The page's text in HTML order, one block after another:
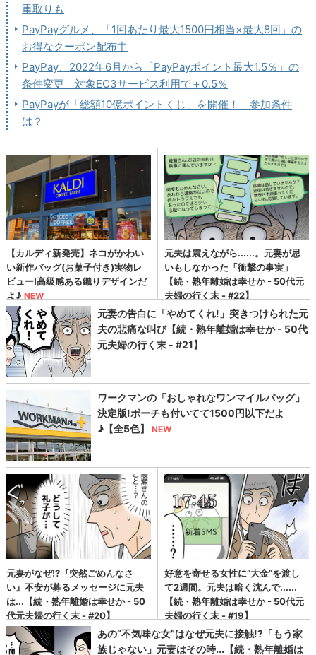
重取りも
PayPayグルメ、「1回あたり最大1500円相当×最大8回」の
お得なクーポン配布中
PayPay、2022年6月から「PayPayポイント最大1.5％」の
条件変更 対象EC3サービス利用で＋0.5％
PayPayが「総額10億ポイントくじ」を開催！ 参加条件
は？